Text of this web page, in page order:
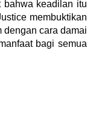
keadilan itu
membuktikan
dengan cara damai
bagi semua